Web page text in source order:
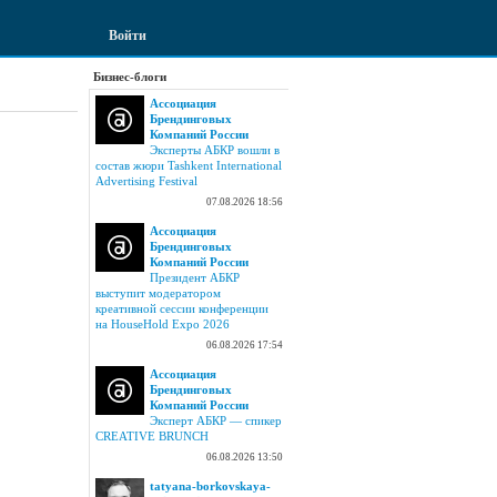
Войти
Бизнес-блоги
Ассоциация
Брендинговых
Компаний России
Эксперты АБКР вошли в
состав жюри Tashkent International
Advertising Festival
07.08.2026 18:56
Ассоциация
Брендинговых
Компаний России
Президент АБКР
выступит модератором
креативной сессии конференции
на HouseHold Expo 2026
06.08.2026 17:54
Ассоциация
Брендинговых
Компаний России
Эксперт АБКР — спикер
CREATIVE BRUNCH
06.08.2026 13:50
tatyana-borkovskaya-